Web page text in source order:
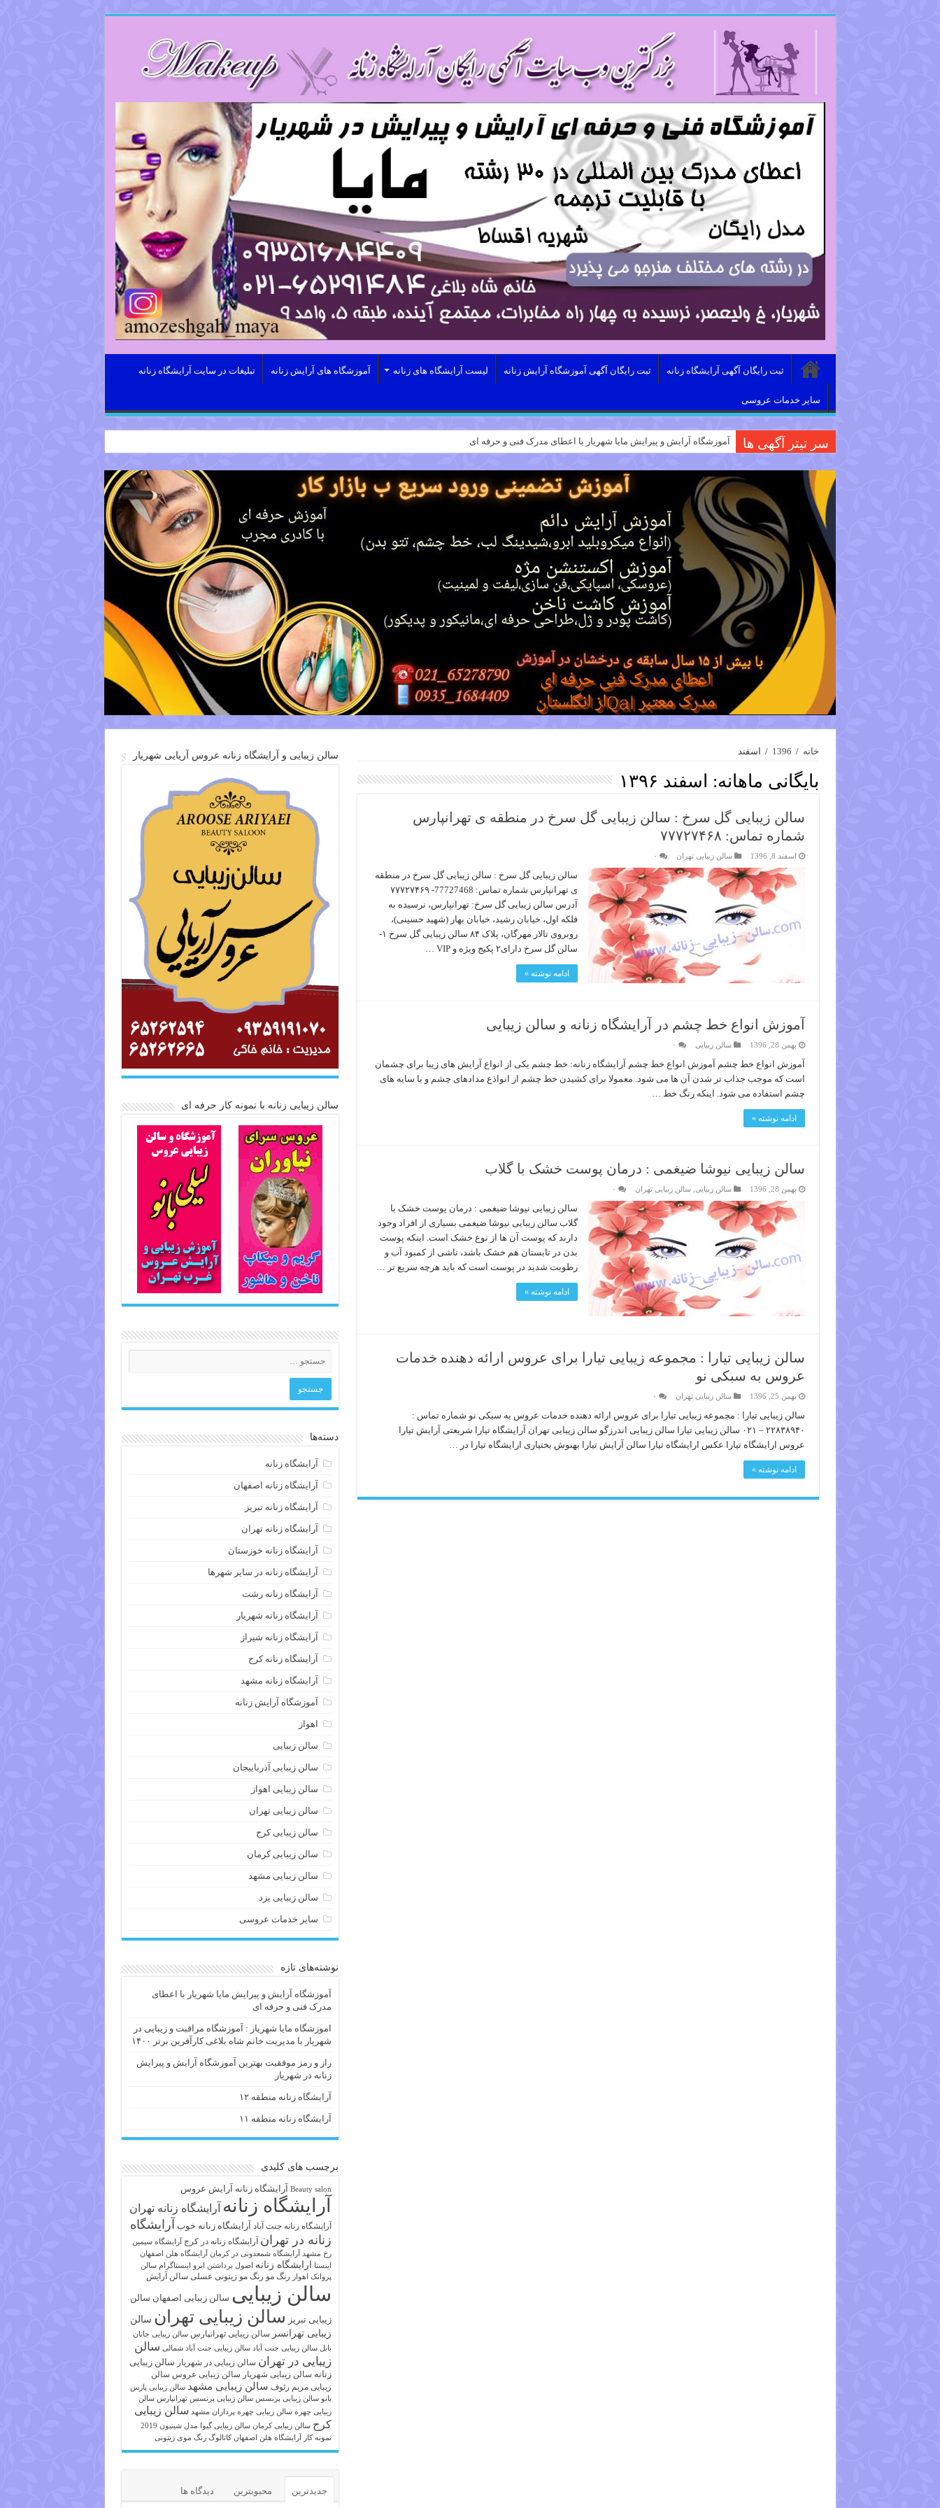
ثبت رایگان آگهی آرایشگاه زنانه ثبت رایگان آگهی آموزشگاه آرایش زنانه لیست آرایشگاه های زنانه آموزشگاه های آرایش زنانه تبلیغات در سایت آرایشگاه زنانه
سایر خدمات عروسی
سر تیتر آگهی ها آموزشگاه آرایش و پیرایش مایا شهریار با اعطای مدرک فنی و حرفه ای
خانه /
1396
/ اسفند
بایگانی ماهانه: اسفند ۱۳۹۶
سالن زیبایی گل سرخ : سالن زیبایی گل سرخ در منطقه ی تهرانپارس
شماره تماس: ۷۷۷۲۷۴۶۸
اسفند 8, 1396 سالن زیبایی تهران ۰
سالن زیبایی گل سرخ : سالن زیبایی گل سرخ در منطقه
ی تهرانپارس شماره تماس: 77727468- ۷۷۷۲۷۴۶۹
آدرس سالن زیبایی گل سرخ: تهرانپارس، نرسیده به
فلکه اول، خیابان رشید، خیابان بهار (شهید حسینی)،
روبروی تالار مهرگان، پلاک ۸۴ سالن زیبایی گل سرخ ۱-
سالن گل سرخ دارای۲ پکیج ویژه و VIP …
ادامه نوشته »
آموزش انواع خط چشم در آرایشگاه زنانه و سالن زیبایی
بهمن 28, 1396 سالن زیبایی ۰
آموزش انواع خط چشم آموزش انواع خط چشم آرایشگاه زنانه: خط چشم یکی از انواع آرایش های زیبا برای چشمان
است که موجب جذاب تر شدن آن ها می شود. معمولا برای کشیدن خط چشم از انواذع مدادهای چشم و یا سایه های
چشم استفاده می شود. اینکه رنگ خط …
ادامه نوشته »
سالن زیبایی نیوشا ضیغمی : درمان پوست خشک با گلاب
بهمن 28, 1396 سالن زیبایی ,سالن زیبایی تهران ۰
سالن زیبایی نیوشا ضیغمی : درمان پوست خشک با
گلاب سالن زیبایی نیوشا ضیغمی بسیاری از افراد وجود
دارند که پوست آن ها از نوع خشک است. اینکه پوست
بدن در تابستان هم خشک باشد، ناشی از کمبود آب و
رطوبت شدید در پوست است که باید هرچه سریع‌ تر …
ادامه نوشته »
سالن زیبایی تیارا : مجموعه زیبایی تیارا برای عروس ارائه دهنده خدمات
عروس به سبکی نو
بهمن 25, 1396 سالن زیبایی تهران ۰
سالن زیبایی تیارا : مجموعه زیبایی تیارا برای عروس ارائه دهنده خدمات عروس به سبکی نو شماره تماس :
۲۲۸۳۸۹۴۰ – ۰۲۱ سالن زیبایی تیارا سالن زیبایی اندرزگو سالن زیبایی تهران آرایشگاه تیارا شریعتی آرایش تیارا
عروس ارایشگاه تیارا عکس ارایشگاه تیارا سالن آرایش تیارا بهنوش بختیاری ارایشگاه تیارا در …
ادامه نوشته »
سالن زیبایی و آرایشگاه زنانه عروس آریایی شهریار
سالن زیبایی زنانه با نمونه کار حرفه ای
دسته‌ها
آرایشگاه زنانه
آرایشگاه زنانه اصفهان
آرایشگاه زنانه تبریز
آرایشگاه زنانه تهران
آرایشگاه زنانه خوزستان
آرایشگاه زنانه در سایر شهرها
آرایشگاه زنانه رشت
آرایشگاه زنانه شهریار
آرایشگاه زنانه شیراز
آرایشگاه زنانه کرج
آرایشگاه زنانه مشهد
آموزشگاه آرایش زنانه
اهواز
سالن زیبایی
سالن زیبایی آذرباییجان
سالن زیبایی اهواز
سالن زیبایی تهران
سالن زیبایی کرج
سالن زیبایی کرمان
سالن زیبایی مشهد
سالن زیبایی یزد
سایر خدمات عروسی
نوشته‌های تازه
آموزشگاه آرایش و پیرایش مایا شهریار با اعطای
مدرک فنی و حرفه ای
اموزشگاه مایا شهریار : آموزشگاه مراقبت و زیبایی در
شهریار با مدیریت خانم شاه بلاغی کارآفرین برتر ۱۴۰۰
راز و رمز موفقیت بهترین آموزشگاه آرایش و پیرایش
زنانه در شهریار
آرایشگاه زنانه منطقه ۱۲
آرایشگاه زنانه منطقه ۱۱
برچسب های کلیدی
Beauty salon آرايشگاه زنانه آرایش عروس
آرایشگاه زنانه آرایشگاه زنانه تهران
آرایشگاه زنانه جنت آباد آرایشگاه زنانه خوب آرایشگاه
زنانه در تهران آرایشگاه زنانه در کرج
آرایشگاه سیمین
رخ مشهد
آرایشگاه شمعدونی در کرمان آرایشگاه هلن اصفهان
اینستا ارایشگاه زنانه اصول برداشتن ابرو
اینستاگرام سالن
پروانک اهواز
رنگ مو رنگ مو زیتونی عسلی سالن آرایش
سالن زیبایی سالن زیبایی اصفهان سالن
زیبایی تبریز سالن زیبایی تهران سالن
زیبایی تهرانسر سالن زیبایی تهرانپارس سالن زیبایی جانان
بابل سالن زیبایی جنت آباد سالن زیبایی جنت آباد شمالی سالن
زیبایی در تهران سالن زیبایی در شهریار سالن زیبایی
زنانه سالن زیبایی شهریار سالن زیبایی عروس سالن
زیبایی مریم رئوف سالن زیبایی مشهد سالن زیبایی پارس
بانو سالن زیبایی پرنسس سالن زیبایی پرنسس تهرانپارس سالن
زیبایی چهره سالن زیبایی چهره پردازان مشهد سالن زیبایی
کرج سالن زیبایی کرمان سالن زیبایی گیوا
مدل شینیون 2019
نمونه کار آرایشگاه هلن اصفهان کاتالوگ رنگ موی زیتونی
جدیدترین محبوبترین دیدگاه ها